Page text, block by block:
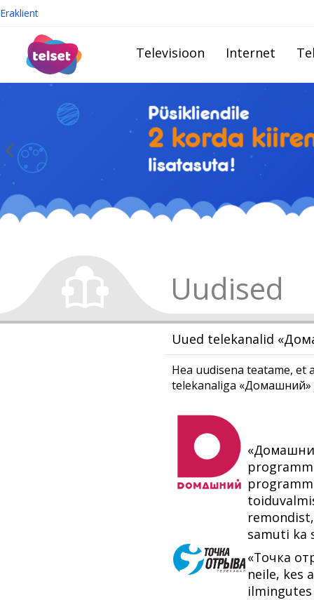
Eraklient
Televisioon Internet
Uudised
Uued telekanalid
Hea uudisena teatame, et
telekanaliga «Домашний»
samuti ka
«Точка
neile, kes
ilmingutes